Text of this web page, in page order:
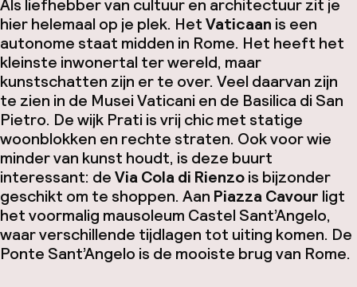
Als liefhebber van cultuur en architectuur zit je
hier helemaal op je plek. HetVaticaan is een
autonome staat midden in Rome. Het heeft het
kleinste inwonertal ter wereld, maar
kunstschatten zijn er te over. Veel daarvan zijn
te zien in de Musei Vaticani en de Basilica di San
Pietro. De wijk Prati is vrij chic met statige
woonblokken en rechte straten. Ook voor wie
minder van kunst houdt, is deze buurt
interessant: deVia Cola di Rienzois bijzonder
geschikt om te shoppen. Aan Piazza Cavour ligt
het voormalig mausoleum Castel Sant’Angelo,
waar verschillende tijdlagen tot uiting komen. De
Ponte Sant’Angelo is de mooiste brug van Rome.